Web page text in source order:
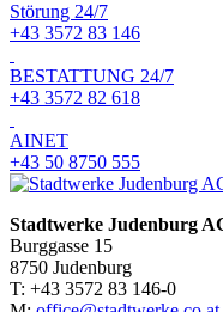
Störung 24/7
+43 3572 83 146
BESTATTUNG 24/7
+43 3572 82 618
AINET
+43 50 8750 555
Stadtwerke Judenburg
Burggasse 15
8750 Judenburg
T: +43 3572 83 146-0